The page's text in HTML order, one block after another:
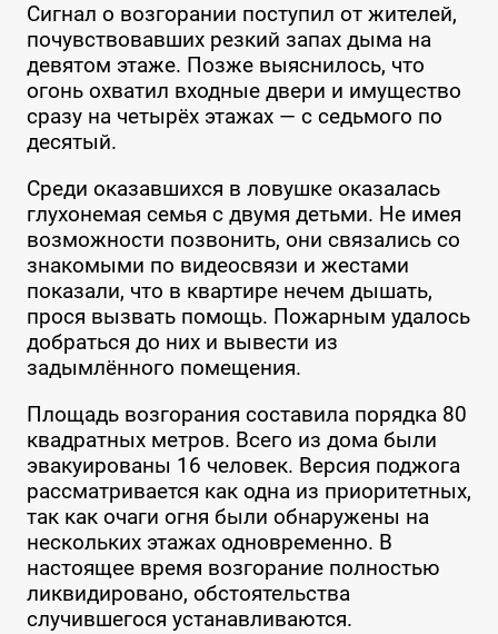
Сигнал о возгорании поступил от жителей,
почувствовавших резкий запах дыма на
девятом этаже. Позже выяснилось, что
огонь охватил входные двери и имущество
сразу на четырёх этажах — с седьмого по
десятый.
Среди оказавшихся в ловушке оказалась
глухонемая семья с двумя детьми. Не имея
возможности позвонить, они связались со
знакомыми по видеосвязи и жестами
показали, что в квартире нечем дышать,
прося вызвать помощь. Пожарным удалось
добраться до них и вывести из
задымлённого помещения.
Площадь возгорания составила порядка 80
квадратных метров. Всего из дома были
эвакуированы 16 человек. Версия поджога
рассматривается как одна из приоритетных,
так как очаги огня были обнаружены на
нескольких этажах одновременно. В
настоящее время возгорание полностью
ликвидировано, обстоятельства
случившегося устанавливаются.